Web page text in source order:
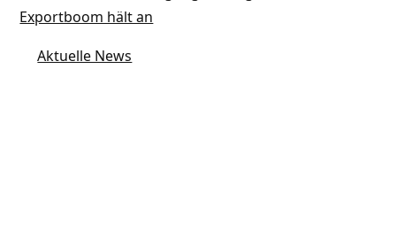
Exportboom hält an
Aktuelle News